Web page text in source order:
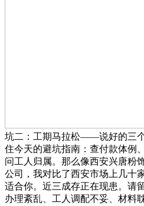
坑二：工期马拉松——说好的三
住今天的避坑指南：查付款体例
问工人归属。那么像西安兴唐粉
公司，我对比了西安市场上几十
适合你。近三成存正在现患。请
办理紊乱、工人调配不妥、材料